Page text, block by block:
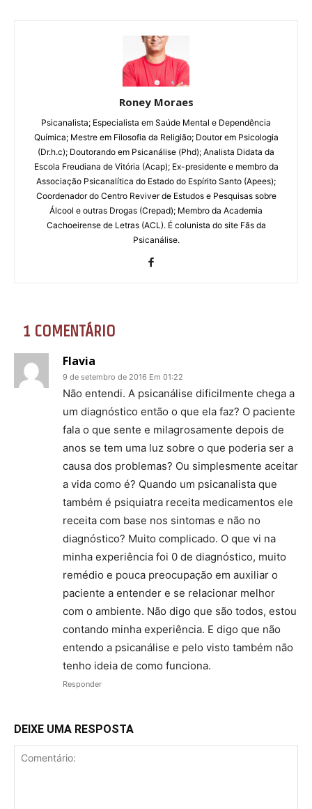
Roney Moraes
Psicanalista; Especialista em Saúde Mental e Dependência
Química; Mestre em Filosofia da Religião; Doutor em Psicologia
(Dr.h.c); Doutorando em Psicanálise (Phd); Analista Didata da
Escola Freudiana de Vitória (Acap); Ex-presidente e membro da
Associação Psicanalítica do Estado do Espírito Santo (Apees);
Coordenador do Centro Reviver de Estudos e Pesquisas sobre
Álcool e outras Drogas (Crepad); Membro da Academia
Cachoeirense de Letras (ACL). É colunista do site Fãs da
Psicanálise.
1 COMENTÁRIO
Flavia
9 de setembro de 2016 Em 01:22
Não entendi. A psicanálise dificilmente chega a
um diagnóstico então o que ela faz? O paciente
fala o que sente e milagrosamente depois de
anos se tem uma luz sobre o que poderia ser a
causa dos problemas? Ou simplesmente aceitar
a vida como é? Quando um psicanalista que
também é psiquiatra receita medicamentos ele
receita com base nos sintomas e não no
diagnóstico? Muito complicado. O que vi na
minha experiência foi 0 de diagnóstico, muito
remédio e pouca preocupação em auxiliar o
paciente a entender e se relacionar melhor
com o ambiente. Não digo que são todos, estou
contando minha experiência. E digo que não
entendo a psicanálise e pelo visto também não
tenho ideia de como funciona.
Responder
DEIXE UMA RESPOSTA